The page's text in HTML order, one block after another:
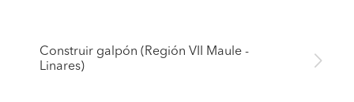
Construir galpón (Región VII Maule -
Linares)